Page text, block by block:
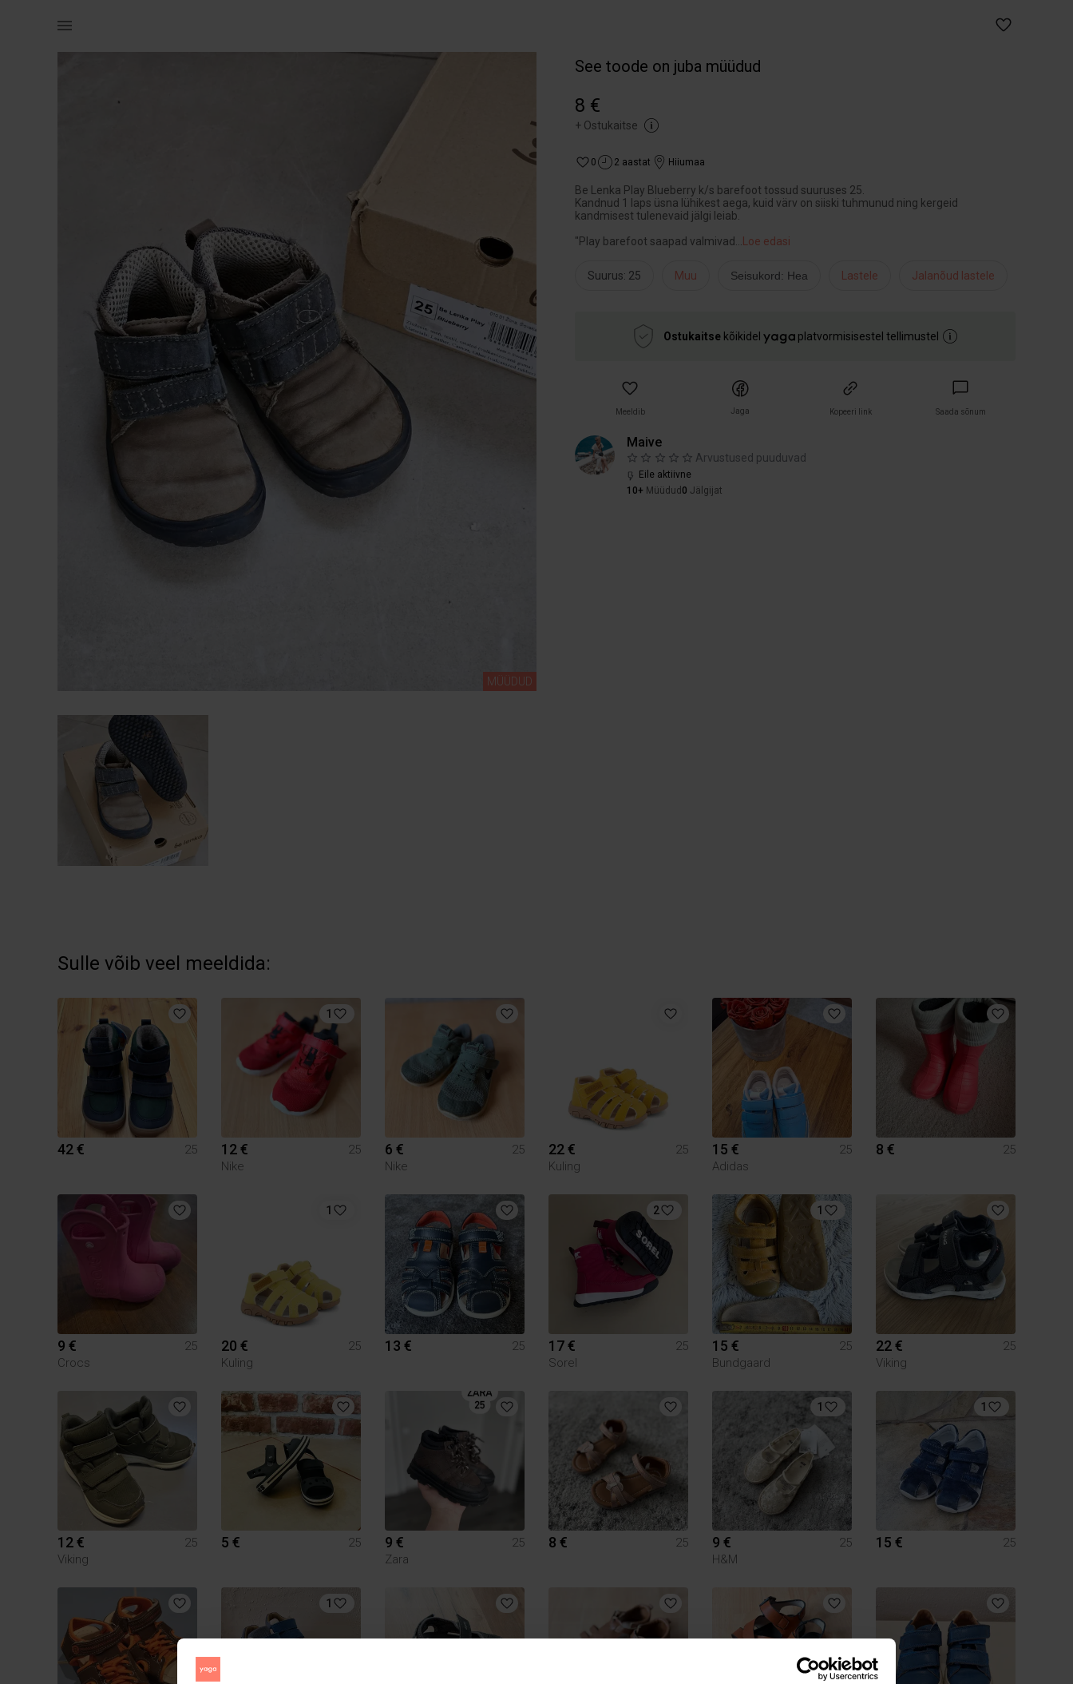
MÜÜDUD
See toode on juba müüdud
8 €
+ Ostukaitse
0 2 aastat Hiiumaa
Be Lenka Play Blueberry k/s barefoot tossud suuruses 25.
Kandnud 1 laps üsna lühikest aega, kuid värv on siiski tuhmunud ning kergeid
kandmisest tulenevaid jälgi leiab.
"Play barefoot saapad valmivad
Loe edasi
Suurus: 25 Muu Seisukord: Hea Lastele Jalanõud lastele
Ostukaitse kõikidel platvormisisestel tellimustel
Meeldib Jaga Kopeeri link Saada sõnum
Maive
Arvustused puuduvad
Eile aktiivne
10+ Müüdud 0 Jälgijat
Sulle võib veel meeldida:
42 € 25
1
12 €
25
Nike
6 €
25
Nike
22 €
25
Kuling
15 €
25
Adidas
8 € 25
9 €
25
Crocs
1
20 €
25
Kuling
13 € 25
2
17 €
25
Sorel
1
15 €
25
Bundgaard
22 €
25
Viking
12 €
25
Viking
5 € 25 9 €
25
Zara
8 € 25
1
9 €
25
H&M
1
15 € 25
1